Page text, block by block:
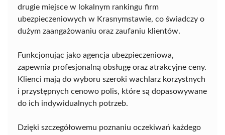
drugie miejsce w lokalnym rankingu firm
ubezpieczeniowych w Krasnymstawie, co świadczy o
dużym zaangażowaniu oraz zaufaniu klientów.
Funkcjonując jako agencja ubezpieczeniowa,
zapewnia profesjonalną obsługę oraz atrakcyjne ceny.
Klienci mają do wyboru szeroki wachlarz korzystnych
i przystępnych cenowo polis, które są dopasowywane
do ich indywidualnych potrzeb.
Dzięki szczegółowemu poznaniu oczekiwań każdego